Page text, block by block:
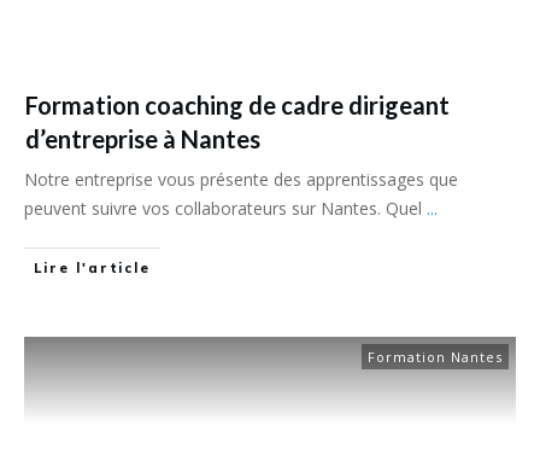
Formation coaching de cadre dirigeant
d’entreprise à Nantes
Notre entreprise vous présente des apprentissages que
peuvent suivre vos collaborateurs sur Nantes. Quel ...
Lire l'article
Formation Nantes